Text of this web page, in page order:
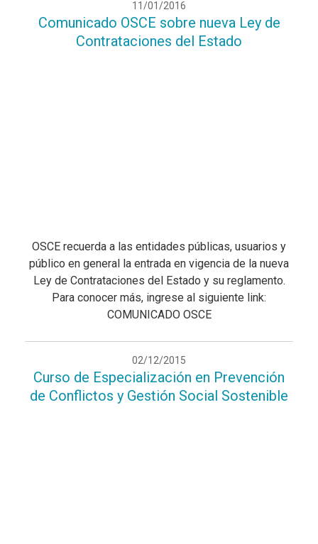
11/01/2016
Comunicado OSCE sobre nueva Ley de
Contrataciones del Estado
OSCE recuerda a las entidades públicas, usuarios y
público en general la entrada en vigencia de la nueva
Ley de Contrataciones del Estado y su reglamento.
Para conocer más, ingrese al siguiente link:
COMUNICADO OSCE
02/12/2015
Curso de Especialización en Prevención
de Conflictos y Gestión Social Sostenible